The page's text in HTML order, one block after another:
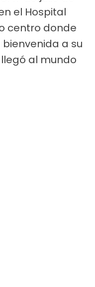
el Hospital
centro donde
a su
al mundo